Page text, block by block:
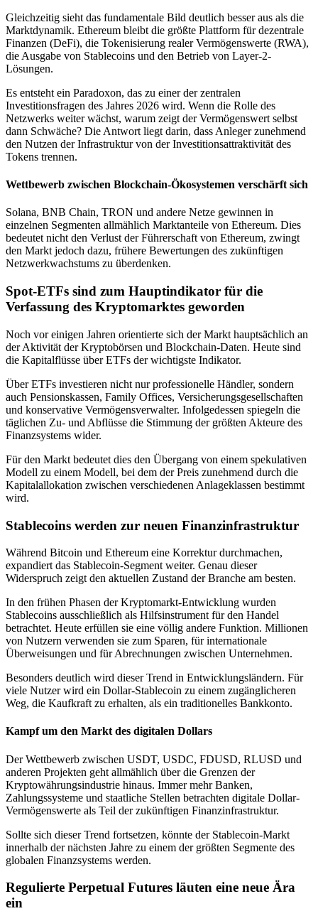
Gleichzeitig sieht das fundamentale Bild deutlich besser aus als die
Marktdynamik. Ethereum bleibt die größte Plattform für dezentrale
Finanzen (DeFi), die Tokenisierung realer Vermögenswerte (RWA),
die Ausgabe von Stablecoins und den Betrieb von Layer-2-
Lösungen.
Es entsteht ein Paradoxon, das zu einer der zentralen
Investitionsfragen des Jahres 2026 wird. Wenn die Rolle des
Netzwerks weiter wächst, warum zeigt der Vermögenswert selbst
dann Schwäche? Die Antwort liegt darin, dass Anleger zunehmend
den Nutzen der Infrastruktur von der Investitionsattraktivität des
Tokens trennen.
Wettbewerb zwischen Blockchain-Ökosystemen verschärft sich
Solana, BNB Chain, TRON und andere Netze gewinnen in
einzelnen Segmenten allmählich Marktanteile von Ethereum. Dies
bedeutet nicht den Verlust der Führerschaft von Ethereum, zwingt
den Markt jedoch dazu, frühere Bewertungen des zukünftigen
Netzwerkwachstums zu überdenken.
Spot-ETFs sind zum Hauptindikator für die
Verfassung des Kryptomarktes geworden
Noch vor einigen Jahren orientierte sich der Markt hauptsächlich an
der Aktivität der Kryptobörsen und Blockchain-Daten. Heute sind
die Kapitalflüsse über ETFs der wichtigste Indikator.
Über ETFs investieren nicht nur professionelle Händler, sondern
auch Pensionskassen, Family Offices, Versicherungsgesellschaften
und konservative Vermögensverwalter. Infolgedessen spiegeln die
täglichen Zu- und Abflüsse die Stimmung der größten Akteure des
Finanzsystems wider.
Für den Markt bedeutet dies den Übergang von einem spekulativen
Modell zu einem Modell, bei dem der Preis zunehmend durch die
Kapitalallokation zwischen verschiedenen Anlageklassen bestimmt
wird.
Stablecoins werden zur neuen Finanzinfrastruktur
Während Bitcoin und Ethereum eine Korrektur durchmachen,
expandiert das Stablecoin-Segment weiter. Genau dieser
Widerspruch zeigt den aktuellen Zustand der Branche am besten.
In den frühen Phasen der Kryptomarkt-Entwicklung wurden
Stablecoins ausschließlich als Hilfsinstrument für den Handel
betrachtet. Heute erfüllen sie eine völlig andere Funktion. Millionen
von Nutzern verwenden sie zum Sparen, für internationale
Überweisungen und für Abrechnungen zwischen Unternehmen.
Besonders deutlich wird dieser Trend in Entwicklungsländern. Für
viele Nutzer wird ein Dollar-Stablecoin zu einem zugänglicheren
Weg, die Kaufkraft zu erhalten, als ein traditionelles Bankkonto.
Kampf um den Markt des digitalen Dollars
Der Wettbewerb zwischen USDT, USDC, FDUSD, RLUSD und
anderen Projekten geht allmählich über die Grenzen der
Kryptowährungsindustrie hinaus. Immer mehr Banken,
Zahlungssysteme und staatliche Stellen betrachten digitale Dollar-
Vermögenswerte als Teil der zukünftigen Finanzinfrastruktur.
Sollte sich dieser Trend fortsetzen, könnte der Stablecoin-Markt
innerhalb der nächsten Jahre zu einem der größten Segmente des
globalen Finanzsystems werden.
Regulierte Perpetual Futures läuten eine neue Ära
ein